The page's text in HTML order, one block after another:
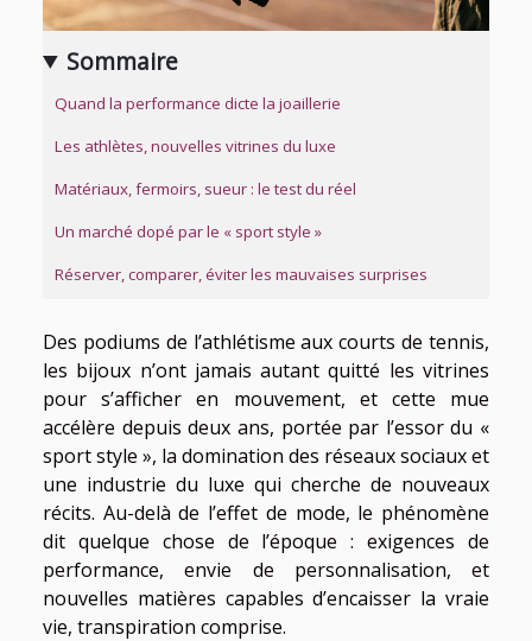
Sommaire
Quand la performance dicte la joaillerie
Les athlètes, nouvelles vitrines du luxe
Matériaux, fermoirs, sueur : le test du réel
Un marché dopé par le « sport style »
Réserver, comparer, éviter les mauvaises surprises
Des podiums de l’athlétisme aux courts de tennis,
les bijoux n’ont jamais autant quitté les vitrines
pour s’afficher en mouvement, et cette mue
accélère depuis deux ans, portée par l’essor du «
sport style », la domination des réseaux sociaux et
une industrie du luxe qui cherche de nouveaux
récits. Au-delà de l’effet de mode, le phénomène
dit quelque chose de l’époque : exigences de
performance, envie de personnalisation, et
nouvelles matières capables d’encaisser la vraie
vie, transpiration comprise.